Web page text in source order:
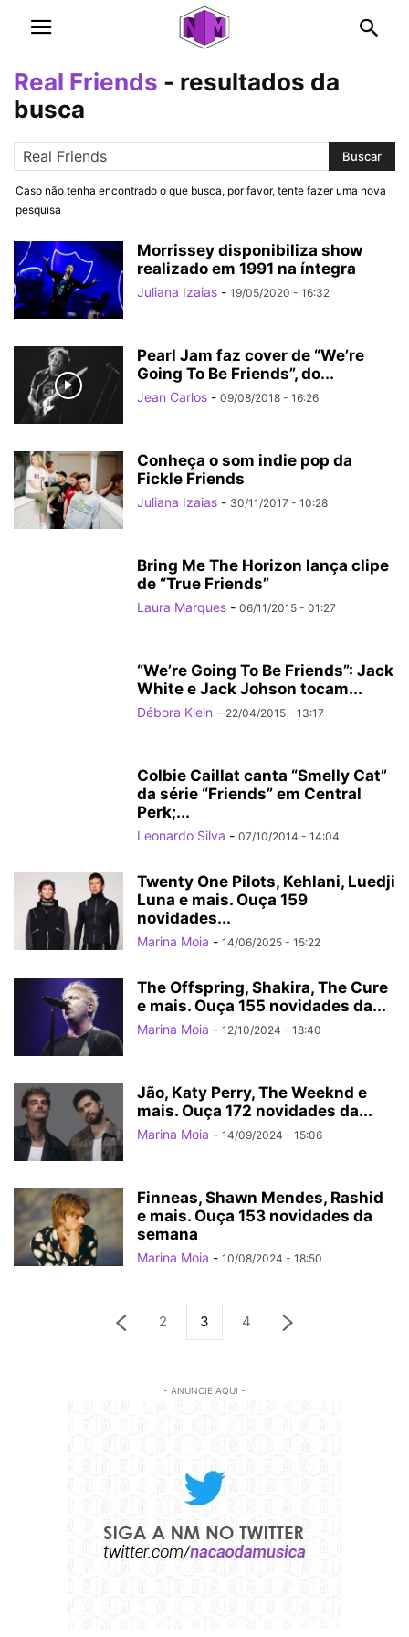
Real Friends - resultados da
busca
Caso não tenha encontrado o que busca, por favor, tente fazer uma nova
pesquisa
Morrissey disponibiliza show
realizado em 1991 na íntegra
Juliana Izaias - 19/05/2020 - 16:32
Pearl Jam faz cover de “We’re
Going To Be Friends”, do...
Jean Carlos - 09/08/2018 - 16:26
Conheça o som indie pop da
Fickle Friends
Juliana Izaias - 30/11/2017 - 10:28
Bring Me The Horizon lança clipe
de “True Friends”
Laura Marques - 06/11/2015 - 01:27
“We’re Going To Be Friends”: Jack
White e Jack Johson tocam...
Débora Klein - 22/04/2015 - 13:17
Colbie Caillat canta “Smelly Cat”
da série “Friends” em Central
Perk;...
Leonardo Silva - 07/10/2014 - 14:04
Twenty One Pilots, Kehlani, Luedji
Luna e mais. Ouça 159
novidades...
Marina Moia - 14/06/2025 - 15:22
The Offspring, Shakira, The Cure
e mais. Ouça 155 novidades da...
Marina Moia - 12/10/2024 - 18:40
Jão, Katy Perry, The Weeknd e
mais. Ouça 172 novidades da...
Marina Moia - 14/09/2024 - 15:06
Finneas, Shawn Mendes, Rashid
e mais. Ouça 153 novidades da
semana
Marina Moia - 10/08/2024 - 18:50
2 3 4
- ANUNCIE AQUI -